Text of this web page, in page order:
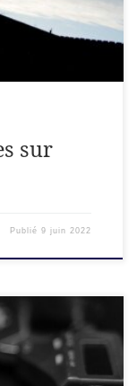
sur
Publié9 juin 2022
de votre taille?